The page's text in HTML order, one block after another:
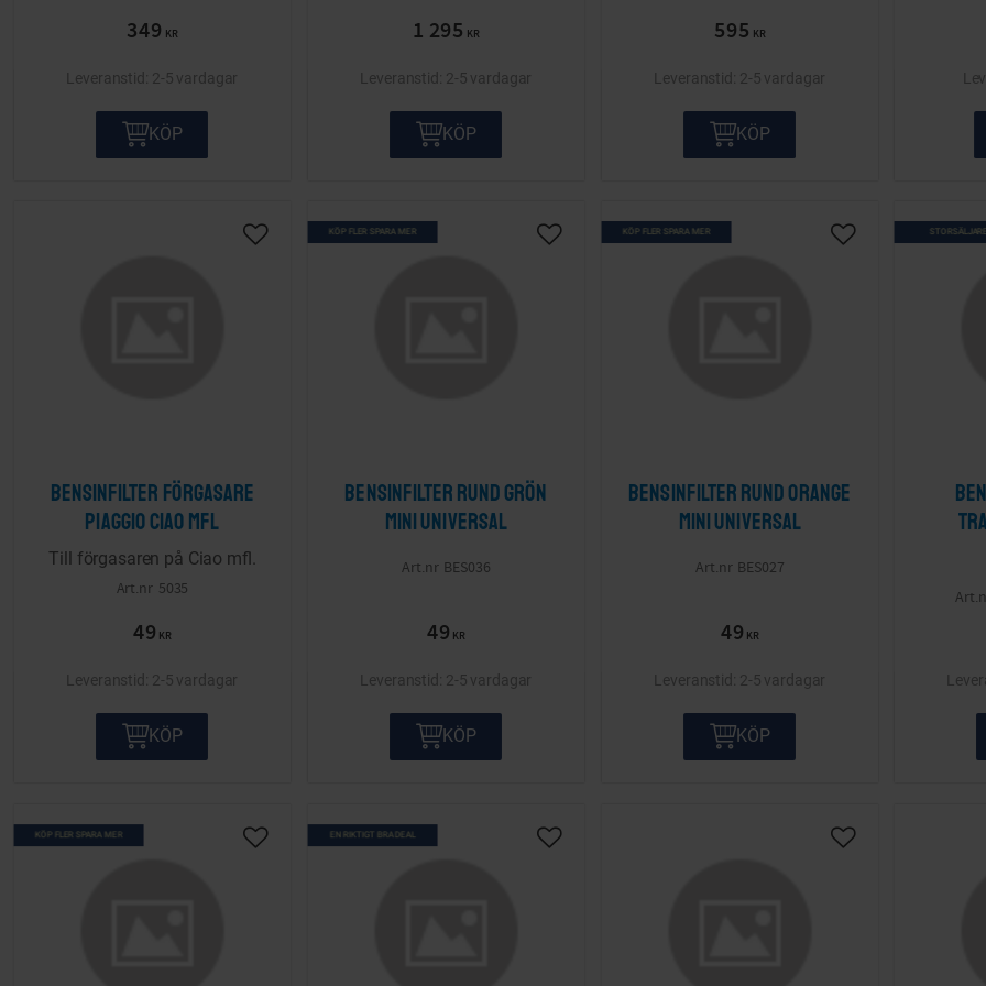
349 KR
2-5 vardagar
KÖP
1 295 KR
2-5 vardagar
KÖP
595 KR
2-5 vardagar
KÖP
Bensinfilter förgasare
Piaggio Ciao mfl
Till förgasaren på Ciao mfl.
5035
49 KR
Lägg till i önskelista
2-5 vardagar
KÖP
Bensinfilter rund grön
mini Universal
BES036
49 KR
KÖP FLER SPARA MER
Lägg till i önskelista
2-5 vardagar
KÖP
Bensinfilter rund orange
mini Universal
BES027
49 KR
KÖP FLER SPARA MER
Lägg till i
2-5 vardagar
KÖP
STORSÄLJARE
KÖP FLER SPARA MER
Lägg till i önskelista
EN RIKTIGT BRA DEAL
Lägg till i önskelista Lägg till i önskelista